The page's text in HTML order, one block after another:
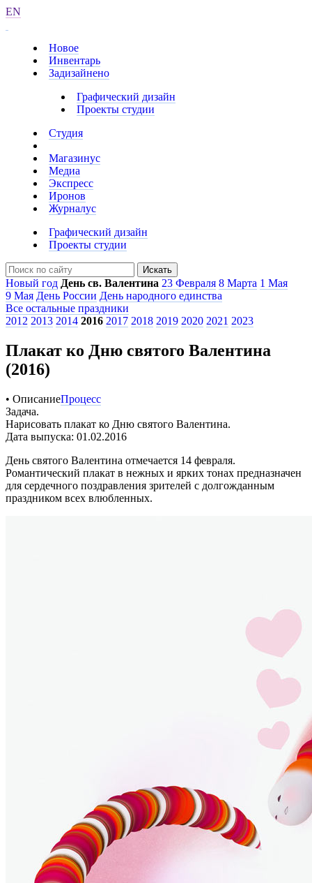
EN
Новое
Инвентарь
Задизайнено
Графический дизайн
Проекты студии
Студия
Магазинус
Медиа
Экспресс
Иронов
Журналус
Графический дизайн
Проекты студии
Искать
Новый год День св. Валентина 23 Февраля 8 Марта 1 Мая
9 Мая День России День народного единства
Все остальные праздники
2012 2013 2014 2016 2017 2018 2019 2020 2021 2023
Плакат ко Дню святого Валентина
(2016)
• ОписаниеПроцесс
Задача.
Нарисовать плакат ко Дню святого Валентина.
Дата выпуска: 01.02.2016
День святого Валентина отмечается 14 февраля.
Романтический плакат в нежных и ярких тонах предназначен
для сердечного поздравления зрителей с долгожданным
праздником всех влюбленных.